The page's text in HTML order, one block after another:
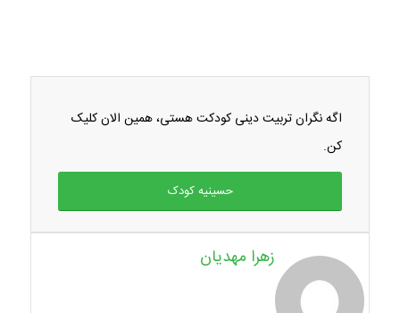
اگه نگران تربیت دینی کودکت هستی، همین الان کلیک
کن.
حسینیه کودک
زهرا مهدیان